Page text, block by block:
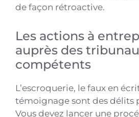
de façon rétroactive.
Les actions à
auprès des
compétents
L’escroquerie, le faux en
témoignage sont des délits
Vous devez lancer une